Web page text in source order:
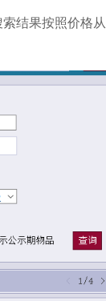
结果按照价格从